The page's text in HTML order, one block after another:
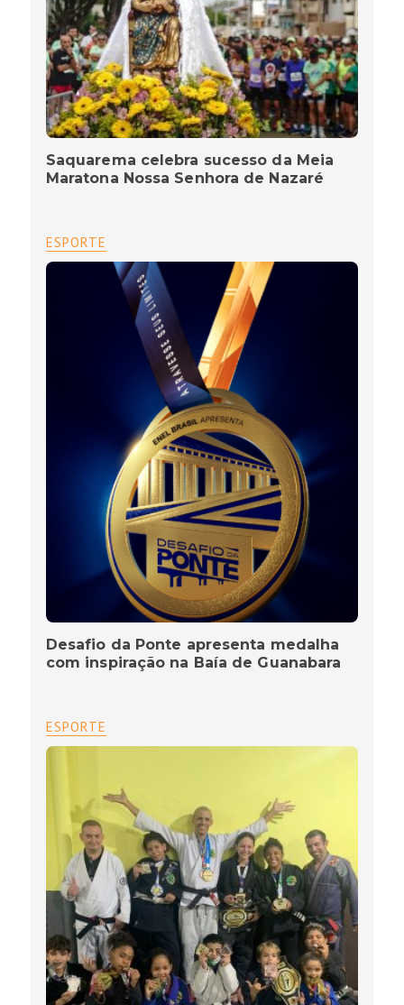
Saquarema celebra sucesso da Meia
Maratona Nossa Senhora de Nazaré
ESPORTE
Desafio da Ponte apresenta medalha
com inspiração na Baía de Guanabara
ESPORTE